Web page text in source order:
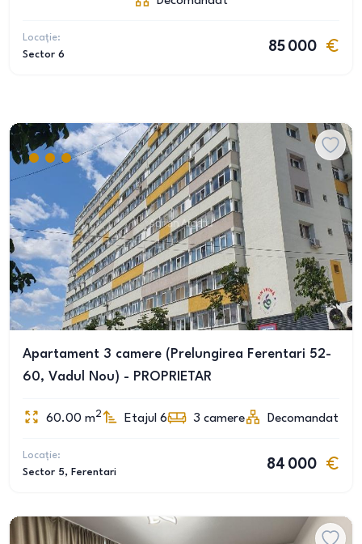
Locație:
Sector 6
85 000
Apartament 3 camere (Prelungirea Ferentari 52-
60, Vadul Nou) - PROPRIETAR
60.00 m2 Etajul 6 3 camere Decomandat
Locație:
Sector 5, Ferentari
84 000